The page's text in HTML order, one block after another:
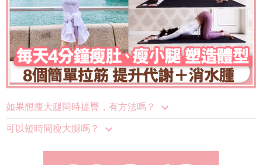
如果想瘦大腿同時提臀，有方法嗎？
可以短時間瘦大腿嗎？